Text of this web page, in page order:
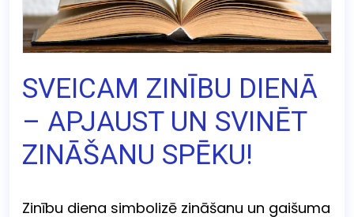
SVEICAM ZINĪBU DIENĀ
– APJAUST UN SVINĒT
ZINĀŠANU SPĒKU!
Zinību diena simbolizē zināšanu un gaišuma